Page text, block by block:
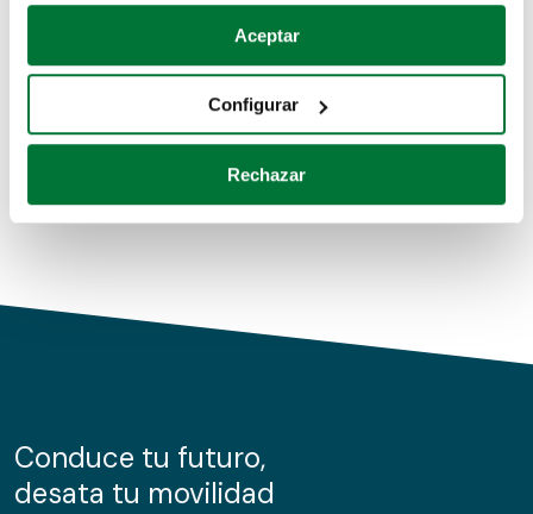
Si lo permite, también quisiéramos:
Recopilar información sobre su ubicación geográfica
Identificar su dispositivo analizándolo activamente
para buscar características específicas (huellas
Obtenga más información sobre cómo se procesan sus
de cookies.
información sobre el uso que haga del sitio web con
nuestros partners de redes sociales, publicidad y análisis
Aceptar
Configurar
Rechazar
Coches de segunda mano
Coches de km0
Conduce tu futuro,
desata tu movilidad